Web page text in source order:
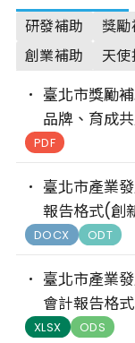
研發補助 獎勵
創業補助
天使
臺北市獎勵
品牌、育成
PDF
臺北市產業
報告格式(創
DOCX ODT
臺北市產業
會計報告格
XLSX ODS